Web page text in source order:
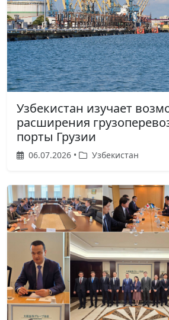
Узбекистан изучает
расширения
порты Грузии
06.07.2026 • Узбекистан